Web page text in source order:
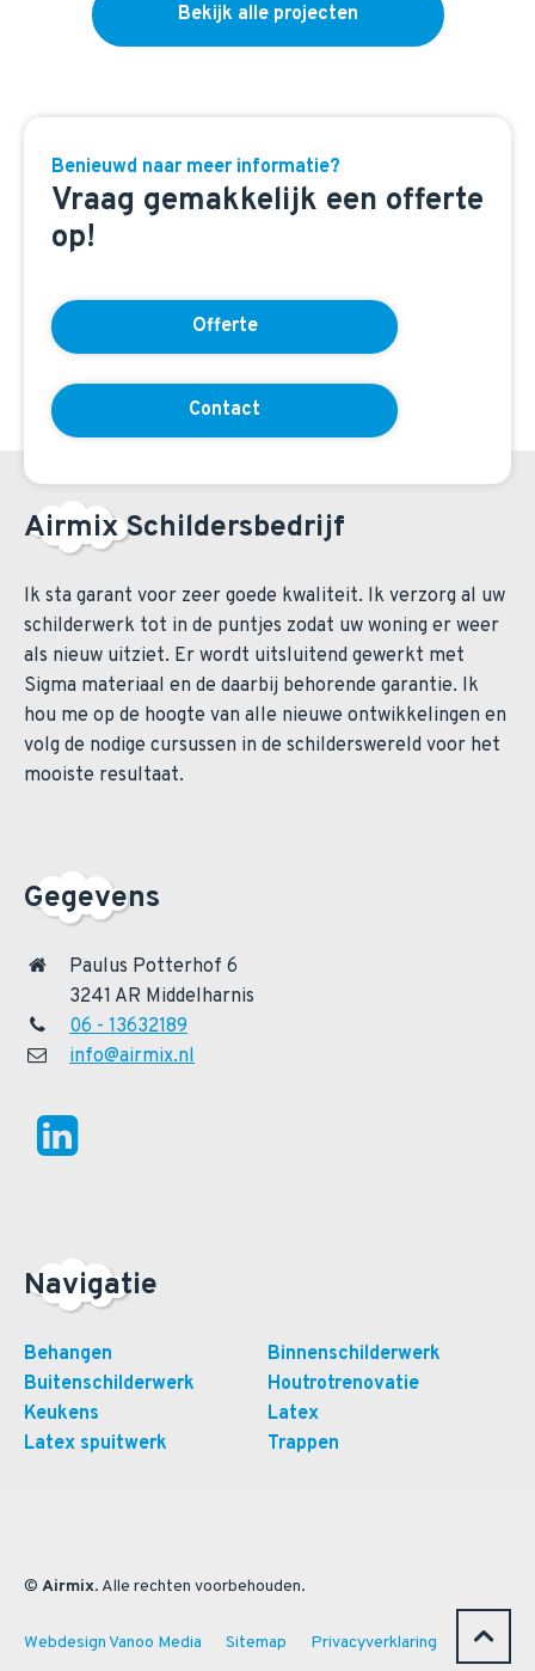
Bekijk alle projecten
Benieuwd naar meer informatie?
Vraag gemakkelijk een offerte
op!
Offerte
Contact
Airmix Schildersbedrijf
Ik sta garant voor zeer goede kwaliteit. Ik verzorg al uw
schilderwerk tot in de puntjes zodat uw woning er weer
als nieuw uitziet. Er wordt uitsluitend gewerkt met
Sigma materiaal en de daarbij behorende garantie. Ik
hou me op de hoogte van alle nieuwe ontwikkelingen en
volg de nodige cursussen in de schilderswereld voor het
mooiste resultaat.
Gegevens
Paulus Potterhof 6
3241 AR Middelharnis
06 - 13632189
info@airmix.nl
Navigatie
Behangen
Binnenschilderwerk
Buitenschilderwerk
Houtrotrenovatie
Keukens
Latex
Latex spuitwerk
Trappen
© Airmix. Alle rechten voorbehouden.
Webdesign Vanoo Media Sitemap Privacyverklaring